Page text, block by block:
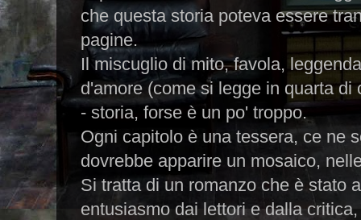
che questa storia poteva essere
pagine.
Il miscuglio di mito, favola,
d'amore (come si legge in quarta di
- storia, forse è un po' troppo.
Ogni capitolo è una tessera, ce ne
dovrebbe apparire un mosaico,
Si tratta di un romanzo che è stato
entusiasmo dai lettori e dalla